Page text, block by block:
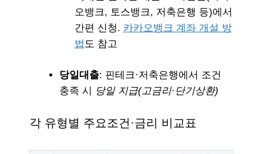
오뱅크, 토스뱅크, 저축은행 등)에서
간편 신청. 카카오뱅크 계좌 개설 방
법도 참고
당일대출: 핀테크·저축은행에서 조건
충족 시 당일 지급(고금리·단기상환)
각 유형별 주요조건·금리 비교표